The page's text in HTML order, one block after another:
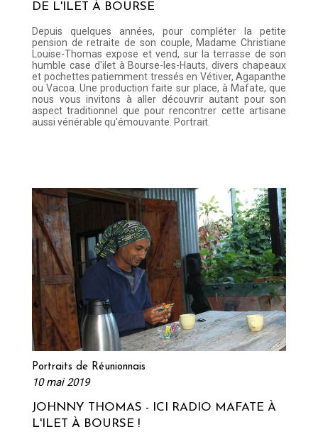
Lire la suite
DE L'ILET À BOURSE
Depuis quelques années, pour compléter la petite
pension de retraite de son couple, Madame Christiane
Louise-Thomas expose et vend, sur la terrasse de son
humble case d'ilet à Bourse-les-Hauts, divers chapeaux
et pochettes patiemment tressés en Vétiver, Agapanthe
ou Vacoa. Une production faite sur place, à Mafate, que
nous vous invitons à aller découvrir autant pour son
aspect traditionnel que pour rencontrer cette artisane
aussi vénérable qu'émouvante. Portrait.
Portraits de Réunionnais
10 mai 2019
JOHNNY THOMAS - ICI RADIO MAFATE À
L'ILET À BOURSE !